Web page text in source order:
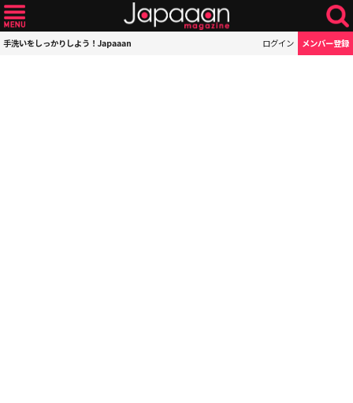
手洗いをしっかりしよう！Japaaan ログイン メンバー登録